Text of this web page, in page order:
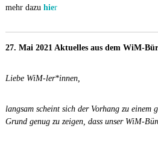
mehr dazu hier
27. Mai 2021 Aktuelles aus dem WiM-
Liebe WiM-ler*innen,
langsam scheint sich der Vorhang zu einem
Grund genug zu zeigen, dass unser WiM-